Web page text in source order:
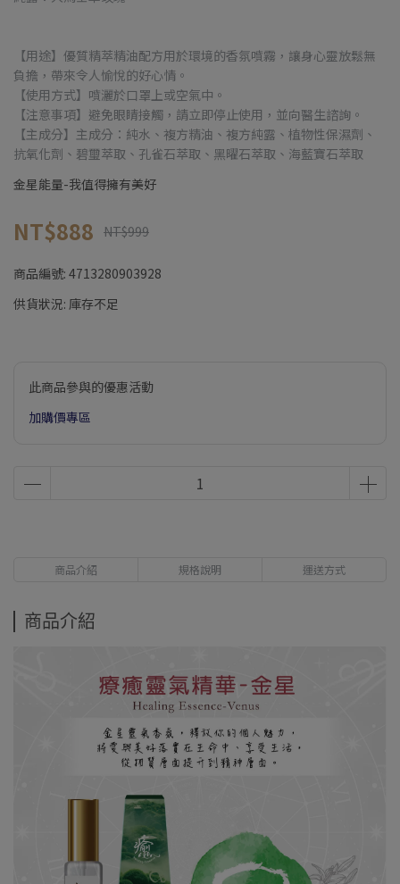
【用途】優質精萃精油配方用於環境的香氛噴霧，讓身心靈放鬆無
負擔，帶來令人愉悅的好心情。
【使用方式】噴灑於口罩上或空氣中。
【注意事項】避免眼睛接觸，請立即停止使用，並向醫生諮詢。
【主成分】主成分：純水、複方精油、複方純露、植物性保濕劑、
抗氧化劑、碧璽萃取、孔雀石萃取、黑曜石萃取、海藍寶石萃取
金星能量-我值得擁有美好
NT$888 NT$999
商品編號: 4713280903928
供貨狀況: 庫存不足
此商品參與的優惠活動
加購價專區
商品介紹 規格說明 運送方式
商品介紹